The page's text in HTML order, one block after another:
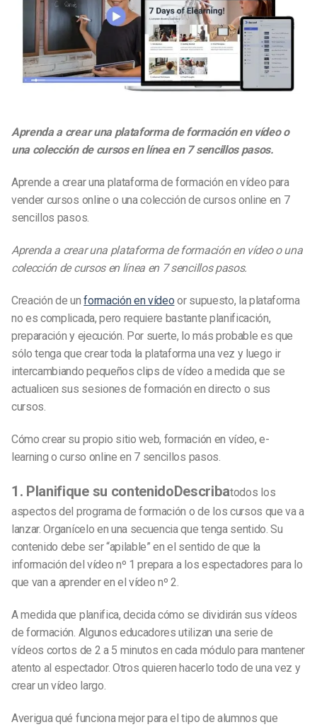
Aprenda a crear una plataforma de formación en vídeo o
una colección de cursos en línea en 7 sencillos pasos.
Aprende a crear una plataforma de formación en vídeo para
vender cursos online o una colección de cursos online en 7
sencillos pasos.
Aprenda a crear una plataforma de formación en vídeo o una
colección de cursos en línea en 7 sencillos pasos.
Creación de unformación en vídeo or supuesto, la plataforma
no es complicada, pero requiere bastante planificación,
preparación y ejecución. Por suerte, lo más probable es que
sólo tenga que crear toda la plataforma una vez y luego ir
intercambiando pequeños clips de vídeo a medida que se
actualicen sus sesiones de formación en directo o sus
cursos.
Cómo crear su propio sitio web, formación en vídeo,e-
learning o curso online en 7 sencillos pasos.
1. Planifique su contenidoDescribatodos los
aspectos del programa de formación o de los cursos que va a
lanzar. Organícelo en una secuencia que tenga sentido. Su
contenido debe ser “apilable” en el sentido de que la
información del vídeo nº 1 prepara a los espectadores para lo
que van a aprender en el vídeo nº 2.
A medida que planifica, decida cómo se dividirán sus vídeos
de formación. Algunos educadores utilizan una serie de
vídeos cortos de 2 a 5 minutos en cada módulo para mantener
atento al espectador. Otros quieren hacerlo todo de una vez y
crear un vídeo largo.
Averigua qué funciona mejor para el tipo de alumnos que